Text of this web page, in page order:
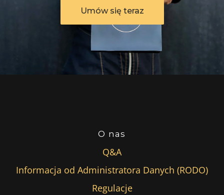
Umów się teraz
O nas
Q&A
Informacja od Administratora Danych (RODO)
Regulacje